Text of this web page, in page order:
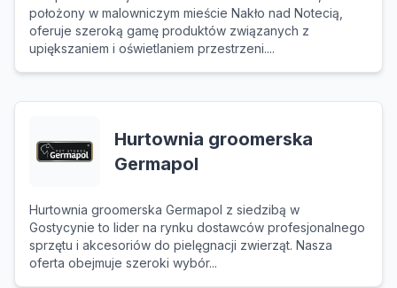
położony w malowniczym mieście Nakło nad Notecią,
oferuje szeroką gamę produktów związanych z
upiększaniem i oświetlaniem przestrzeni....
Hurtownia groomerska
Germapol
Hurtownia groomerska Germapol z siedzibą w
Gostycynie to lider na rynku dostawców profesjonalnego
sprzętu i akcesoriów do pielęgnacji zwierząt. Nasza
oferta obejmuje szeroki wybór...